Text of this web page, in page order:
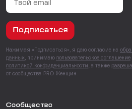
Подписаться
Нажимая «Подписаться», я даю согласие на
данных , принимаю пользовательское соглашение
политикой конфиденциальности , а также
от сообщества PRO Женщин.
Сообщество